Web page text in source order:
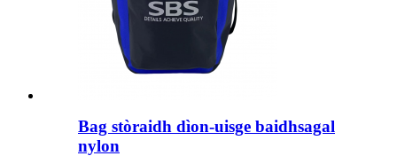
Bag stòraidh dìon-uisge baidhsagal
nylon